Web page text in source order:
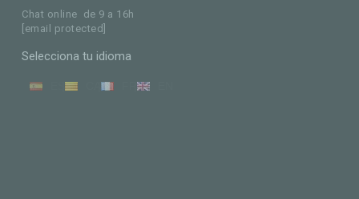
Chat online de 9 a 16h
[email protected]
Selecciona tu idioma
ES CA FR